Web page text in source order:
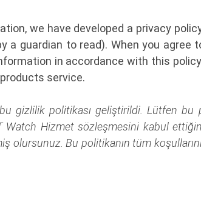
we have developed a privacy
guardian to read). When you agree
in accordance with this
service.
gizlilik politikası geliştirildi. Lütfen bu
Watch Hizmet sözleşmesini kabul
olursunuz. Bu politikanın tüm